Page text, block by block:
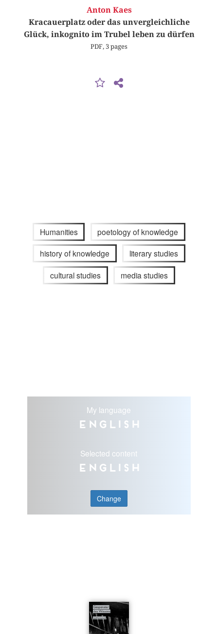
Anton Kaes
Kracauerplatz oder das unvergleichliche
Glück, inkognito im Trubel leben zu dürfen
PDF, 3 pages
Humanities poetology of knowledge
history of knowledge literary studies
cultural studies media studies
My language
English
Selected content
English
Change